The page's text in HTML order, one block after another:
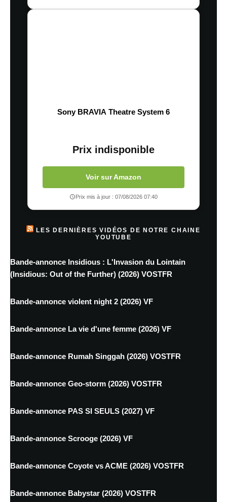
Sony BRAVIA Theatre System 6
Prix indisponible
Voir sur Amazon
Prix mis à jour : 07/08/2026 07:40
LES DERNIÈRES VIDÉOS DE NOTRE CHAINE
YOUTUBE
Bande-annonce Insidious : L'Invasion du Lointain
(Insidious: Out of the Further) (2026) VOSTFR
Bande-annonce violent night 2 (2026) VF
Bande-annonce La vie d'une femme (2026) VF
Bande-annonce Rumah Singgah (2026) VOSTFR
Bande-annonce Geo-storm (2026) VOSTFR
Bande-annonce PAS SI SEULS (2027) VF
Bande-annonce Scrooge (2026) VF
Bande-annonce Coyote vs ACME (2026) VOSTFR
Bande-annonce Babystar (2026) VOSTFR